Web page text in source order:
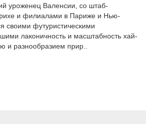
уроженец Валенсии, со штаб-
и филиалами в Париже и Нью-
своими футуристическими
лаконичность и масштабность хай-
и разнообразием прир..